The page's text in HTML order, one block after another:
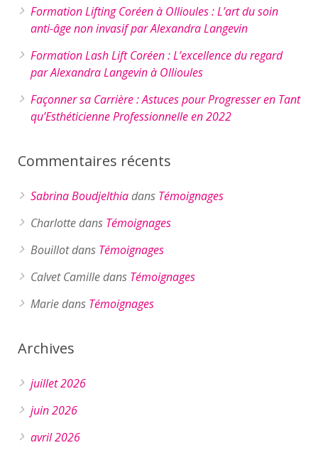
Formation Lifting Coréen à Ollioules : L’art du soin
anti-âge non invasif par Alexandra Langevin
Formation Lash Lift Coréen : L’excellence du regard
par Alexandra Langevin à Ollioules
Façonner sa Carrière : Astuces pour Progresser en Tant
qu’Esthéticienne Professionnelle en 2022
Commentaires récents
Sabrina Boudjelthiadans Témoignages
Charlottedans Témoignages
Bouillotdans Témoignages
Calvet Camilledans Témoignages
Mariedans Témoignages
Archives
juillet 2026
juin 2026
avril 2026